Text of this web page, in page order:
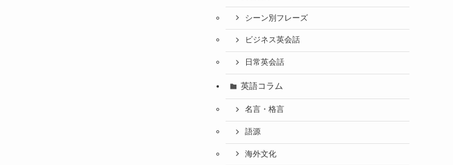
シーン別フレーズ
ビジネス英会話
日常英会話
英語コラム
名言・格言
語源
海外文化